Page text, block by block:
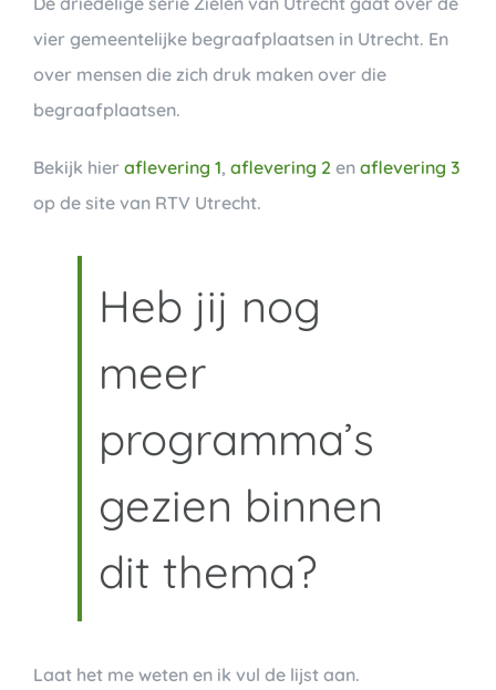
vier gemeentelijke begraafplaatsen in Utrecht. En
over mensen die zich druk maken over die
begraafplaatsen.
Bekijk hier aflevering 1, aflevering 2 en aflevering 3
op de site van RTV Utrecht.
Heb jij nog
meer
programma’s
gezien binnen
dit thema?
Laat het me weten en ik vul de lijst aan.